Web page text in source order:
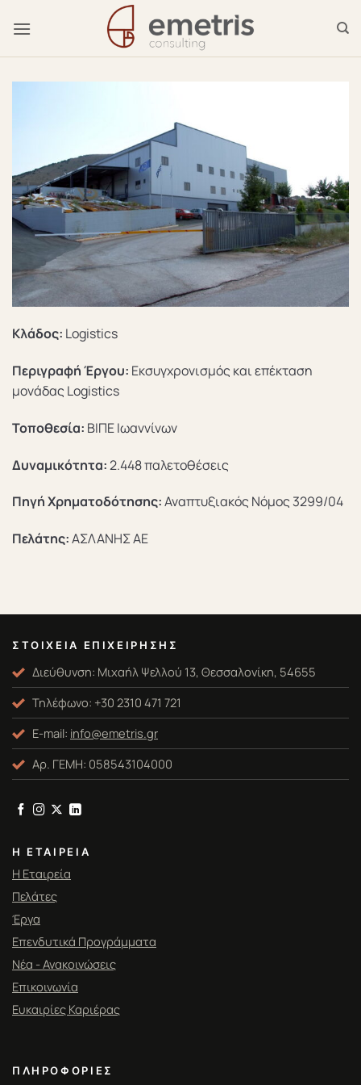
στο
Κλάδος: Logistics
Περιγραφή Έργου: Εκσυγχρονισμός και επέκταση
μονάδας Logistics
Τοποθεσία: ΒΙΠΕ Ιωαννίνων
Δυναμικότητα:2.448 παλετοθέσεις
Πηγή Χρηματοδότησης:Αναπτυξιακός Νόμος 3299/04
Πελάτης:ΑΣΛΑΝΗΣ ΑΕ
ΣΤΟΙΧΕΊΑ ΕΠΙΧΕΊΡΗΣΗΣ
Διεύθυνση: Μιχαήλ Ψελλού 13, Θεσσαλονίκη, 54655
Τηλέφωνο: +30 2310 471 721
E-mail: info@emetris.gr
Αρ. ΓΕΜΗ: 058543104000
Η ΕΤΑΙΡΕΊΑ
Η Εταιρεία
Πελάτες
Έργα
Επενδυτικά Προγράμματα
Νέα - Ανακοινώσεις
Επικοινωνία
Ευκαιρίες Καριέρας
ΠΛΗΡΟΦΟΡΊΕΣ